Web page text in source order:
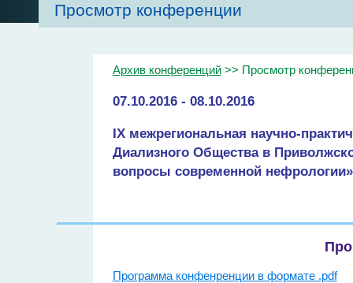
Главная Об обществе
Просмотр конференции
Архив конференций>> Просмотр
07.10.2016 - 08.10.2016
IX межрегиональная научно-
Диализного Общества в
вопросы современной нефрологии»
Программа конфенренции в формате .pdf